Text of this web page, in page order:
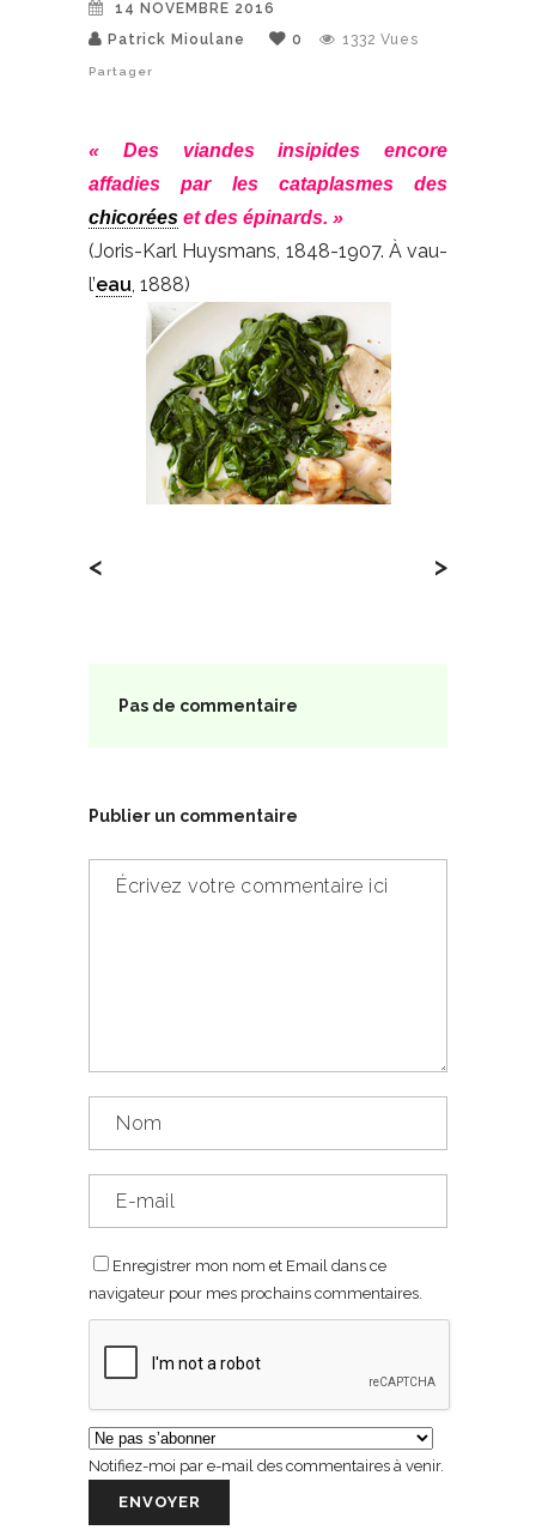
14 NOVEMBRE 2016
Patrick Mioulane
0 1332 Vues
Partager
« Des viandes insipides encore
affadies par les cataplasmes des
chicorées et des épinards. »
(Joris-Karl Huysmans, 1848-1907. À vau-
l’eau , 1888)
< >
Pas de commentaire
Publier un commentaire
Enregistrer mon nom et Email dans ce
navigateur pour mes prochains commentaires.
Notifiez-moi par e-mail des commentaires à venir.